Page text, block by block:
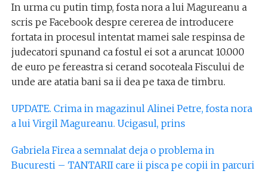
In urma cu putin timp, fosta nora a lui Magureanu a
scris pe Facebook despre cererea de introducere
fortata in procesul intentat mamei sale respinsa de
judecatori spunand ca fostul ei sot a aruncat 10.000
de euro pe fereastra si cerand socoteala Fiscului de
unde are atatia bani sa ii dea pe taxa de timbru.
UPDATE. Crima in magazinul Alinei Petre, fosta nora
a lui Virgil Magureanu. Ucigasul, prins
Gabriela Firea a semnalat deja o problema in
Bucuresti – TANTARII care ii pisca pe copii in parcuri